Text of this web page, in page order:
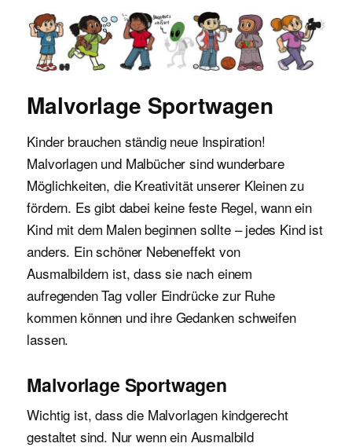
Malvorlagen für Kinder
Malvorlage Sportwagen
Kinder brauchen ständig neue Inspiration!
Malvorlagen und Malbücher sind wunderbare
Möglichkeiten, die Kreativität unserer Kleinen zu
fördern. Es gibt dabei keine feste Regel, wann ein
Kind mit dem Malen beginnen sollte – jedes Kind ist
anders. Ein schöner Nebeneffekt von
Ausmalbildern ist, dass sie nach einem
aufregenden Tag voller Eindrücke zur Ruhe
kommen können und ihre Gedanken schweifen
lassen.
Malvorlage Sportwagen
Wichtig ist, dass die Malvorlagen kindgerecht
gestaltet sind. Nur wenn ein Ausmalbild